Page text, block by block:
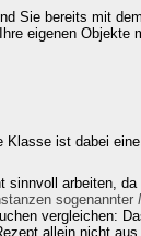
Sie bereits mit
eigenen Objekte
Klasse ist dabei
sinnvoll arbeiten,
sogenannter
vergleichen:
allein nicht